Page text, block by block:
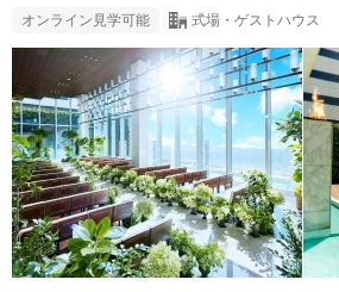
オンライン見学可能 式場・ゲストハウス